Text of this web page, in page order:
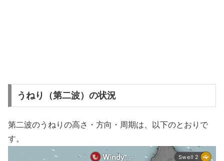
うねり（第二波）の状況
第二波のうねりの高さ・方向・周期は、以下のとおりで
す。